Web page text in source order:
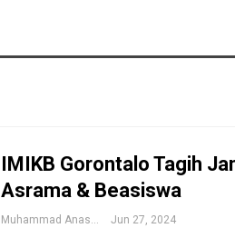
IMIKB Gorontalo Tagih
Asrama & Beasiswa
Muhammad Anas Jun 27, 2024